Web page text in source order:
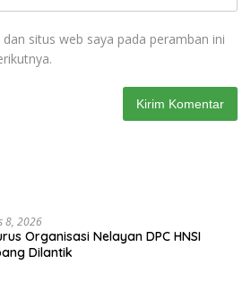
situs web saya pada peramban ini
8, 2026
Organisasi Nelayan DPC HNSI
Dilantik